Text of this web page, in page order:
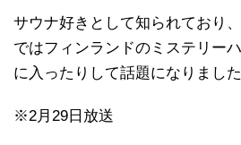
サウナ好きとして知られており
ではフィンランドのミステリー
に入ったりして話題になりました
※2月29日放送